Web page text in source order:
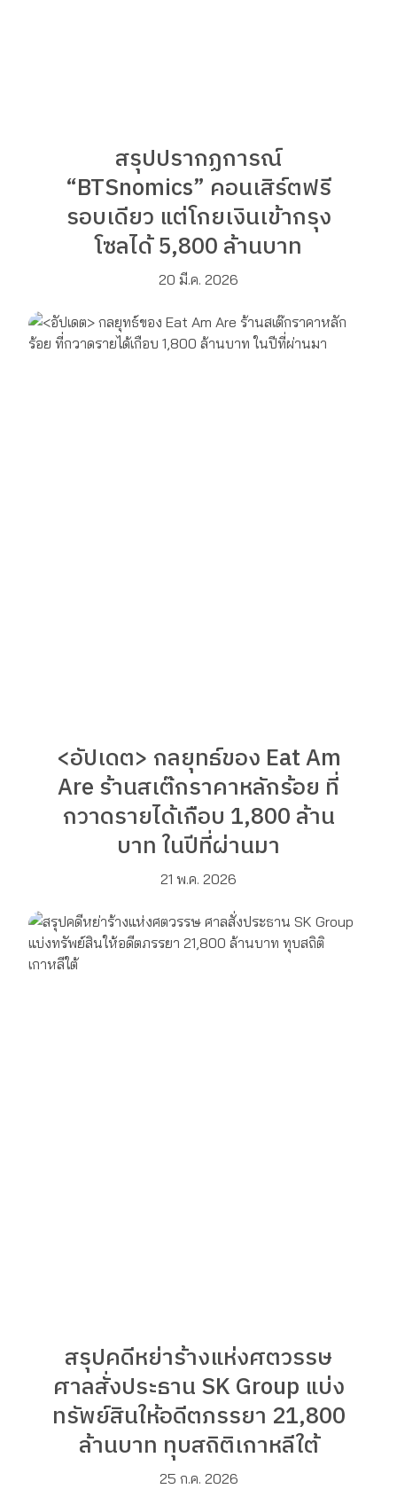
สรุปปรากฏการณ์
“BTSnomics” คอนเสิร์ตฟรี
รอบเดียว แต่โกยเงินเข้ากรุง
โซลได้ 5,800 ล้านบาท
20 มี.ค. 2026
<อัปเดต> กลยุทธ์ของ Eat Am
Are ร้านสเต๊กราคาหลักร้อย ที่
กวาดรายได้เกือบ 1,800 ล้าน
บาท ในปีที่ผ่านมา
21 พ.ค. 2026
สรุปคดีหย่าร้างแห่งศตวรรษ
ศาลสั่งประธาน SK Group แบ่ง
ทรัพย์สินให้อดีตภรรยา 21,800
ล้านบาท ทุบสถิติเกาหลีใต้
25 ก.ค. 2026